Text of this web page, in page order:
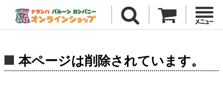
本ページは削除されています。